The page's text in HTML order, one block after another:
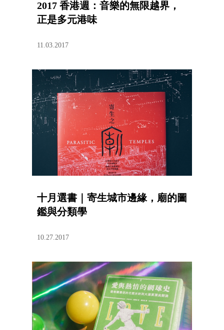
2017 香港週：音樂的無限越界，
正是多元港味
11.03.2017
十月選書｜寄生城市邊緣，廟的圖
鑑與分類學
10.27.2017